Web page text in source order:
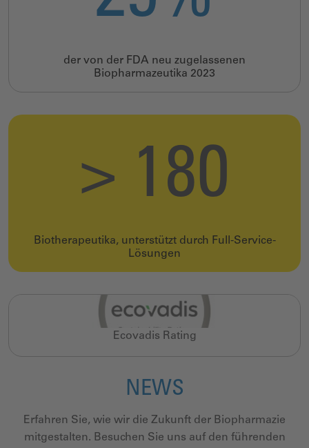
der von der FDA neu zugelassenen
Biopharmazeutika 2023
> 180
Biotherapeutika, unterstützt durch Full-Service-
Lösungen
Ecovadis Rating
NEWS
Erfahren Sie, wie wir die Zukunft der Biopharmazie
mitgestalten. Besuchen Sie uns auf den führenden